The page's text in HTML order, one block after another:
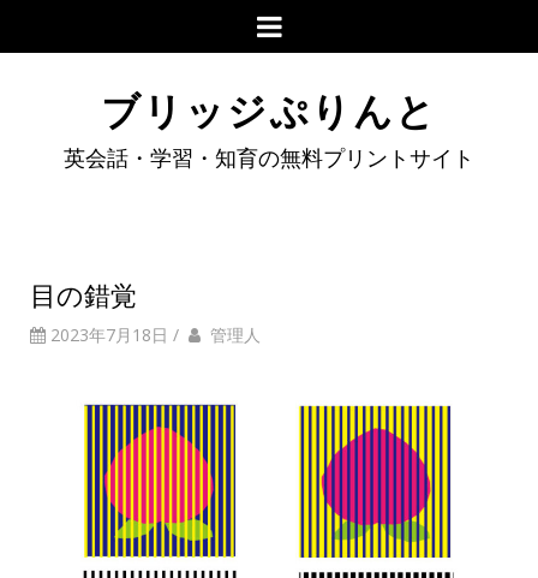
ブリッジぷりんと
英会話・学習・知育の無料プリントサイト
目の錯覚
2023年7月18日 / 管理人